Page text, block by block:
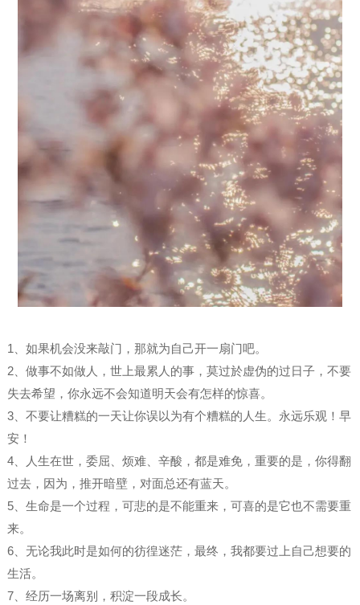
1、如果机会没来敲门，那就为自己开一扇门吧。
2、做事不如做人，世上最累人的事，莫过於虚伪的过日子，不要
失去希望，你永远不会知道明天会有怎样的惊喜。
3、不要让糟糕的一天让你误以为有个糟糕的人生。永远乐观！早
安！
4、人生在世，委屈、烦难、辛酸，都是难免，重要的是，你得翻
过去，因为，推开暗壁，对面总还有蓝天。
5、生命是一个过程，可悲的是不能重来，可喜的是它也不需要重
来。
6、无论我此时是如何的彷徨迷茫，最终，我都要过上自己想要的
生活。
7、经历一场离别，积淀一段成长。